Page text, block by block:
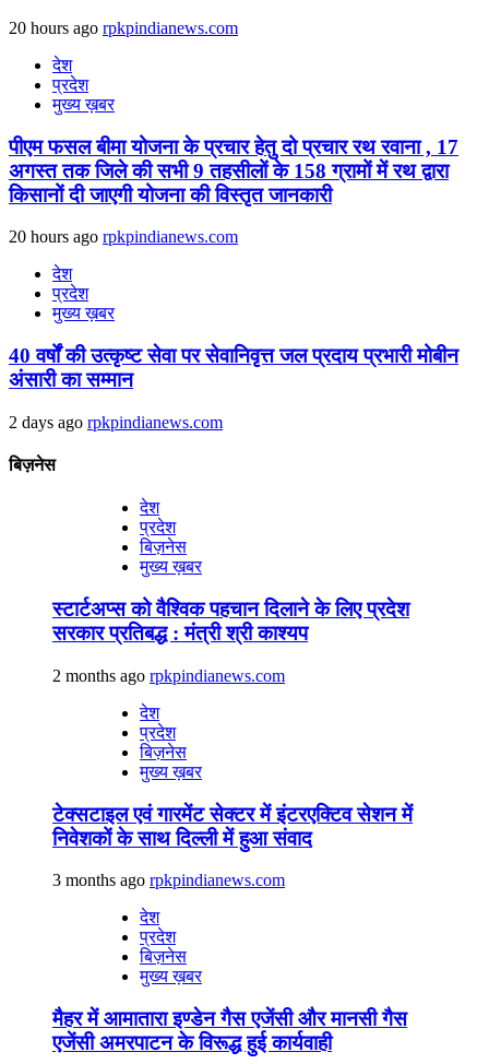
20 hours ago rpkpindianews.com
देश
प्रदेश
मुख्य ख़बर
पीएम फसल बीमा योजना के प्रचार हेतु दो प्रचार रथ रवाना , 17
अगस्त तक जिले की सभी 9 तहसीलों के 158 ग्रामों में रथ द्वारा
किसानों दी जाएगी योजना की विस्तृत जानकारी
20 hours ago rpkpindianews.com
देश
प्रदेश
मुख्य ख़बर
40 वर्षों की उत्कृष्ट सेवा पर सेवानिवृत्त जल प्रदाय प्रभारी मोबीन
अंसारी का सम्मान
2 days ago rpkpindianews.com
बिज़नेस
देश
प्रदेश
बिज़नेस
मुख्य ख़बर
स्टार्टअप्स को वैश्विक पहचान दिलाने के लिए प्रदेश
सरकार प्रतिबद्ध : मंत्री श्री काश्यप
2 months ago rpkpindianews.com
देश
प्रदेश
बिज़नेस
मुख्य ख़बर
टेक्सटाइल एवं गारमेंट सेक्टर में इंटरएक्टिव सेशन में
निवेशकों के साथ दिल्ली में हुआ संवाद
3 months ago rpkpindianews.com
देश
प्रदेश
बिज़नेस
मुख्य ख़बर
मैहर में आमातारा इण्डेन गैस एजेंसी और मानसी गैस
एजेंसी अमरपाटन के विरूद्ध हुई कार्यवाही